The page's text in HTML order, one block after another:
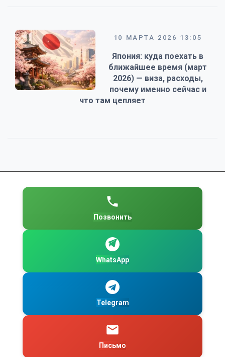
10 МАРТА 2026 13:05
Япония: куда поехать в
ближайшее время (март
2026) — виза, расходы,
почему именно сейчас и
что там цепляет
Позвонить
WhatsApp
Telegram
Письмо